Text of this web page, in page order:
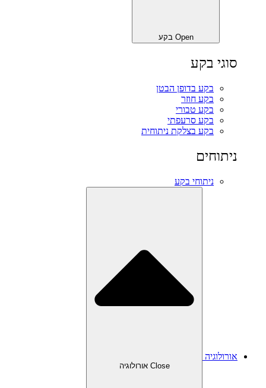
Open בקע
סוגי בקע
בקע בדופן הבטן
בקע חוזר
בקע טבורי
בקע סרעפתי
בקע בצלקת ניתוחית
ניתוחים
ניתוחי בקע
אורולוגיה
Close אורולוגיה